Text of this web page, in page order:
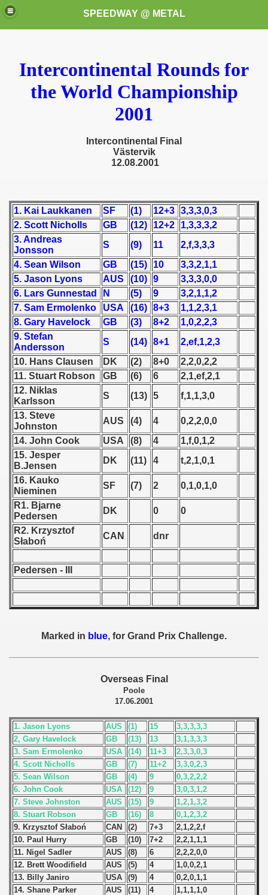
SPEEDWAY @ METAL
Intercontinental Rounds for
the World Championship
2001
Intercontinental Final
Västervik
12.08.2001
1. Kai Laukkanen SF (1) 12+3 3,3,3,0,3
2. Scott Nicholls
GB (12) 12+2
1,3,3,3,2
3. Andreas
Jonsson
S (9) 11
2,f,3,3,3
4. Sean Wilson
GB (15) 10
3,3,2,1,1
5. Jason Lyons
AUS (10) 9
3,3,3,0,0
6. Lars Gunnestad
N (5) 9
3,2,1,1,2
7. Sam Ermolenko
USA (16) 8+3
1,1,2,3,1
8. Gary Havelock
GB (3) 8+2
1,0,2,2,3
9. Stefan
Andersson
S (14) 8+1
2,ef,1,2,3
10. Hans Clausen
DK (2) 8+0
2,2,0,2,2
11. Stuart Robson
GB (6) 6
2,1,ef,2,1
12. Niklas
Karlsson
S (13) 5
f,1,1,3,0
13. Steve
Johnston
AUS (4) 4
0,2,2,0,0
14. John Cook
USA (8) 4
1,f,0,1,2
15. Jesper
B.Jensen
DK (11) 4
t,2,1,0,1
16. Kauko
Nieminen
SF (7) 2
0,1,0,1,0
R1. Bjarne
Pedersen
DK 0
0
R2. Krzysztof
Słaboń
CAN dnr
Pedersen - III
Marked in blue, for Grand Prix Challenge.
Overseas Final
Poole
17.06.2001
1. Jason Lyons AUS (1) 15
3,3,3,3,3
2, Gary Havelock
GB (13) 13
3,1,3,3,3
3. Sam Ermolenko
USA (14) 11+3
2,3,3,0,3
4. Scott Nicholls
GB (7) 11+2
3,3,0,2,3
5. Sean Wilson
GB (4) 9
0,3,2,2,2
6. John Cook
USA (12) 9
3,0,3,1,2
7. Steve Johnston
AUS (15) 9
1,2,1,3,2
8. Stuart Robson
GB (16) 8
0,1,2,3,2
9. Krzysztof Słaboń
CAN (2) 7+3
2,1,2,2,f
10. Paul Hurry
GB (10) 7+2
2,2,1,1,1
11. Nigel Sadler
AUS (8) 6
2,2,2,0,0
12. Brett Woodifield
AUS (5) 4
1,0,0,2,1
13. Billy Janiro
USA (9) 4
0,2,0,1,1
14. Shane Parker
AUS (11) 4
1,1,1,1,0
these speedway programms)
(My speedway programmes to exchange or sale)
1946
- 1952
- 1953
- 1954
- 1955
- 1956
- 1962
- 1963
- 1964
- 1965
- 1966
- 1967
- 1968